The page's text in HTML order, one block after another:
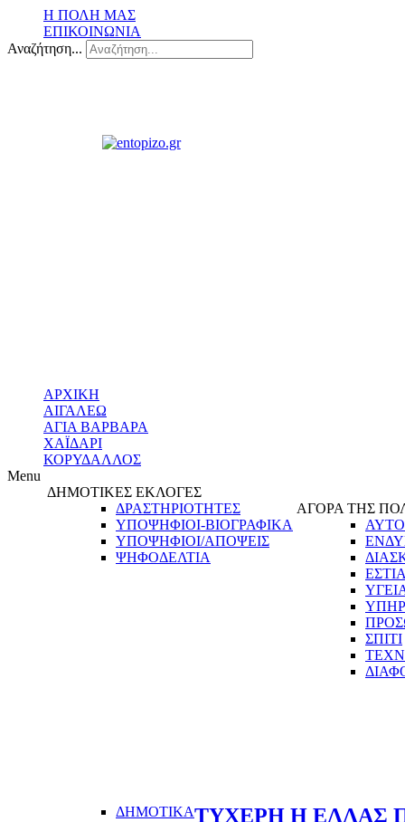
Η ΠΟΛΗ ΜΑΣ
ΕΠΙΚΟΙΝΩΝΙΑ
Αναζήτηση...
ΑΡΧΙΚΗ
ΑΙΓΑΛΕΩ
ΑΓΙΑ ΒΑΡΒΑΡΑ
ΧΑΪΔΑΡΙ
ΚΟΡΥΔΑΛΛΟΣ
Menu
ΔΗΜΟΤΙΚΕΣ ΕΚΛΟΓΕΣ
ΔΡΑΣΤΗΡΙΟΤΗΤΕΣ
ΥΠΟΨΗΦΙΟΙ-ΒΙΟΓΡΑΦΙΚΑ
ΥΠΟΨΗΦΙΟΙ/ΑΠΟΨΕΙΣ
ΨΗΦΟΔΕΛΤΙΑ
ΑΓΟΡΑ ΤΗΣ
ΣΠΙΤΙ
ΔΗΜΟΤΙΚΑΤΥΧΕΡΗ Η ΕΛΛΑΣ